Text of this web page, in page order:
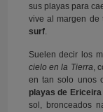
sus playas para
vive al margen de
surf.
Suelen decir los
cielo en la Tierra,
en tan solo unos
playas de Ericeira
sol, bronceados